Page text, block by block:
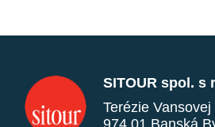
SITOUR spol. s
Terézie Vansovej